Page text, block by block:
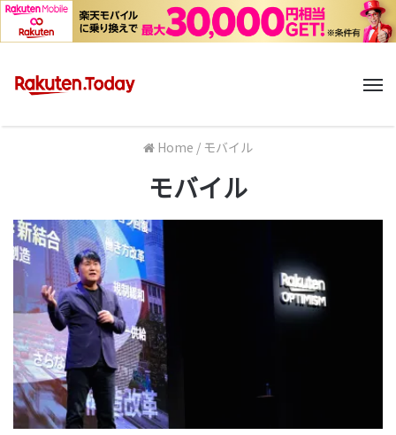
Home / モバイル
モバイル